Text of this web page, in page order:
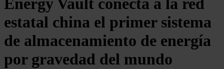
Energy Vault conecta a la red
estatal china el primer sistema
de almacenamiento de energía
por gravedad del mundo